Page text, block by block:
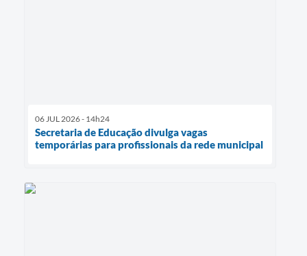
06 JUL 2026 - 14h24
Secretaria de Educação divulga vagas
temporárias para profissionais da rede municipal